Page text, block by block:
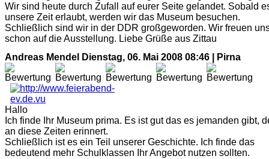
Wir sind heute durch Zufall auf eurer Seite gelandet. Sobald
unsere Zeit erlaubt, werden wir das Museum besuchen.
Schließlich sind wir in der DDR großgeworden. Wir freuen
schon auf die Ausstellung. Liebe Grüße aus Zittau
Andreas Mendel
Dienstag, 06. Mai 2008 08:46 | Pirna
Hallo
Ich finde Ihr Museum prima. Es ist gut das es jemanden gibt,
an diese Zeiten erinnert.
Schließlich ist es ein Teil unserer Geschichte. Ich finde das
bedeutend mehr Schulklassen Ihr Angebot nutzen sollten.